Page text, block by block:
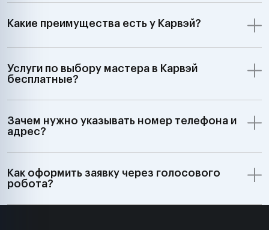
Какие преимущества есть у Карвэй?
Услуги по выбору мастера в Карвэй
бесплатные?
Зачем нужно указывать номер телефона и
адрес?
Как оформить заявку через голосового
робота?